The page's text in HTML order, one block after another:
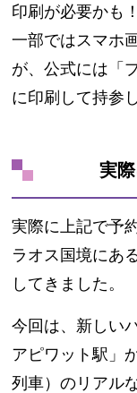
印刷が必要かも！
一部ではスマホ
が、公式には「
に印刷して持参
実
実際に上記で予
ラオス国境にあ
してきました。
今回は、新しい
アピワット駅 」
列車）のリアル